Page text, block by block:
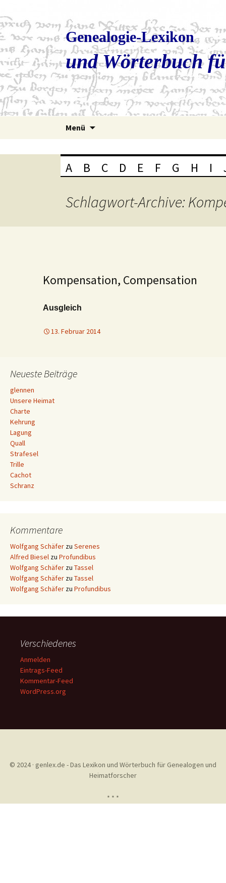
Genealogie-Lexikon
und Wörterbuch
Menü
A B C D E F G H I
Schlagwort-Archive:
Kompensation, Compensation
Ausgleich
13. Februar 2014
Neueste Beiträge
glennen
Unsere Heimat
Charte
Kehrung
Lagung
Quall
Strafesel
Trille
Cachot
Schranz
Kommentare
Wolfgang Schäfer zu Serenes
Alfred Biesel zu Profundibus
Wolfgang Schäfer zu Tassel
Wolfgang Schäfer zu Tassel
Wolfgang Schäfer zu Profundibus
Verschiedenes
Anmelden
Eintrags-Feed
Kommentar-Feed
WordPress.org
© 2024 · genlex.de - Das Lexikon und Wörterbuch für Genealogen und
Heimatforscher
* * *